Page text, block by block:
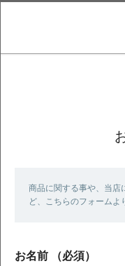
商品に関する事や、当店
ど、こちらのフォームよ
お名前 （必須）